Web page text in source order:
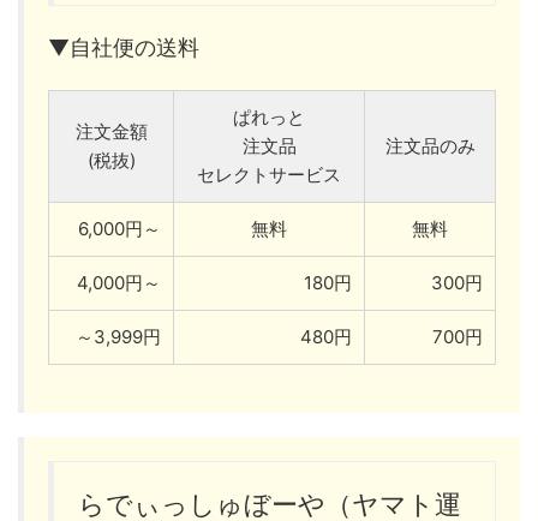
▼自社便の送料
注文金額
(税抜)
ぱれっと
注文品
セレクトサービス
注文品のみ
6,000円～ 無料 無料
4,000円～ 180円 300円
～3,999円 480円 700円
らでぃっしゅぼーや（ヤマト運